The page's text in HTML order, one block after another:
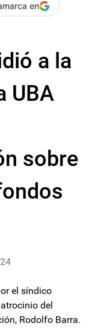
en
a la
UBA
sobre
el síndico
del
Rodolfo Barra.